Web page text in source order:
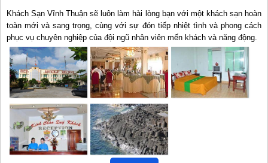
Khách Sạn Vĩnh Thuận sẽ luôn làm hài lòng bạn với một khách sạn hoàn
toàn mới và sang trọng, cùng với sự đón tiếp nhiệt tình và phong cách
phục vụ chuyên nghiệp của đội ngũ nhân viên mến khách và năng động.